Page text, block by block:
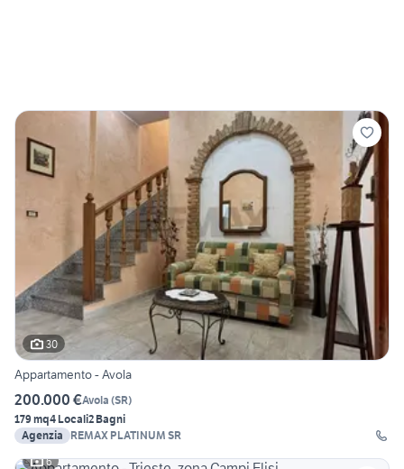
30
Appartamento - Avola
200.000 €Avola (SR)
179 mq4 Locali2 Bagni
Agenzia
REMAX PLATINUM SR
6